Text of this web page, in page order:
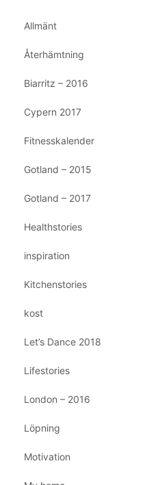
Allmänt
Återhämtning
Biarritz – 2016
Cypern 2017
Fitnesskalender
Gotland – 2015
Gotland – 2017
Healthstories
inspiration
Kitchenstories
kost
Let’s Dance 2018
Lifestories
London – 2016
Löpning
Motivation